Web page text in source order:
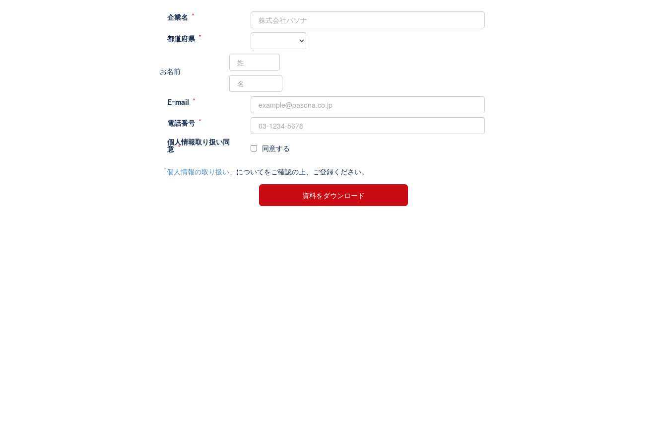
企業名
都道府県
お名前
Eｰmail
電話番号
個人情報取り扱い同
意 同意する
「個人情報の取り扱い 」についてをご確認の上、ご登録ください。